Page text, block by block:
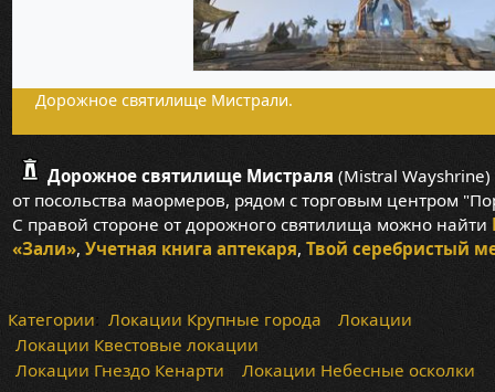
Дорожное святилище Мистрали.
Дорожное святилище Мистраля (Mistral Wayshrine)
от посольства маормеров, рядом с торговым центром
С правой стороне от дорожного святилища можно найти
«Зали», Учетная книга аптекаря, Твой серебристый
Категории: Локации Крупные города
Локации
Локации Квестовые локации
Локации Гнездо Кенарти
Локации Небесные осколки